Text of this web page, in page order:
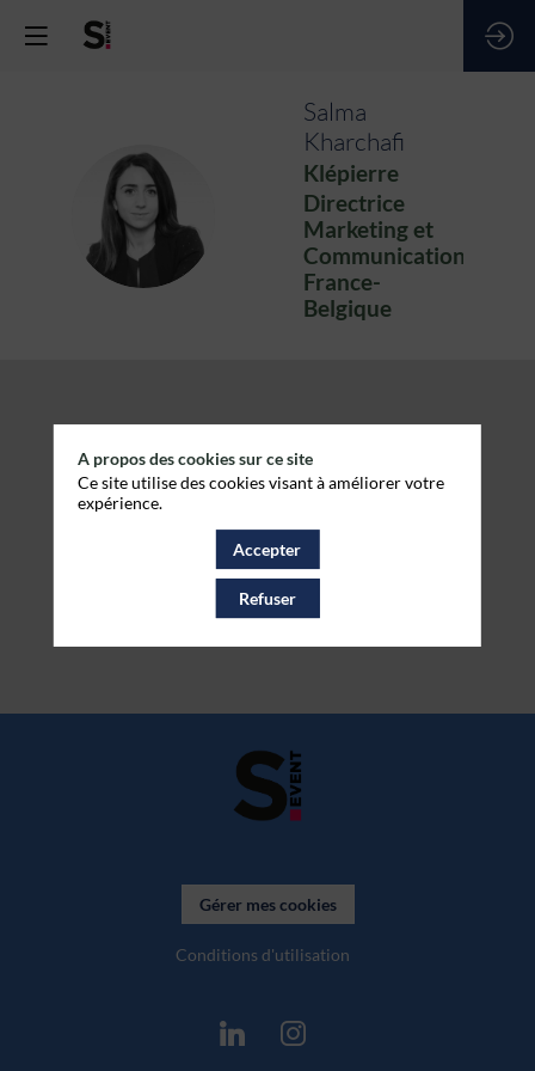
SK
Salma
Kharchafi
Klépierre
Directrice
Marketing et
Communication
France-
Belgique
Gérer mes cookies
Conditions d'utilisation
A propos des cookies sur ce site
Ce site utilise des cookies visant à améliorer votre
expérience.
Accepter
Refuser